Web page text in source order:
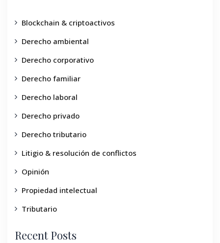
Blockchain & criptoactivos
Derecho ambiental
Derecho corporativo
Derecho familiar
Derecho laboral
Derecho privado
Derecho tributario
Litigio & resolución de conflictos
Opinión
Propiedad intelectual
Tributario
Recent Posts